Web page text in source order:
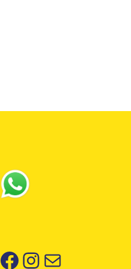
Facebook
Instagram
Correo electrónico